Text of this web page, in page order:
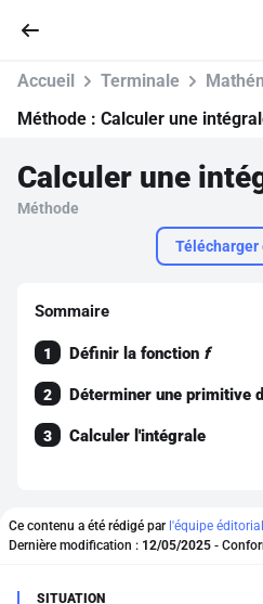
Accueil
Se connecter
Accueil Terminale
Méthode : Calculer une
Calculer une
Méthode
Télécharger
Sommaire
1 Définir la fonction f
2 Déterminer une primitive
3 Calculer l'intégrale
Ce contenu a été rédigé par l'équipe
Dernière modification : 12/05/2025 -